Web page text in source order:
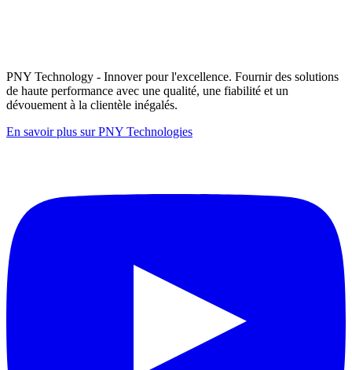
PNY Technology - Innover pour l'excellence. Fournir des solutions
de haute performance avec une qualité, une fiabilité et un
dévouement à la clientèle inégalés.
En savoir plus sur PNY Technologies